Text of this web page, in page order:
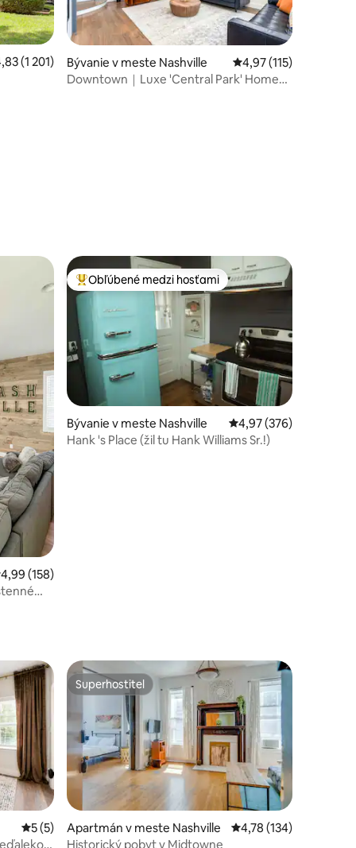
156ohodnotenie 4,83 z 5, počet hodnotení: 1 201
(1 201)
Bývanie v meste Nashville Priemerné
4,97 (115)
Downtown｜Luxe 'Central Park' Home｜
275
ohodnotenie 4,99 z 5, počet hodnotení: 158
4,99 (158)
Najobľúbenejšie medzi hosťami
Obľúbené medzi hosťami
Bývanie v meste Nashville Priemerné
4,97 (376)
Hank 's Place (žil tu Hank Williams Sr.!)
151
Priemerné ohodnotenie 5 z 5, počet hodnotení: 5
5 (5)
Superhostiteľ
Superhostiteľ
Apartmán v meste Nashville Priemerné
4,78 (134)
Historický pobyt v Midtowne